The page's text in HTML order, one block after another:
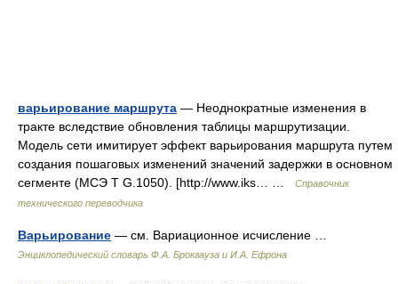
варьирование маршрута — Неоднократные изменения в
тракте вследствие обновления таблицы маршрутизации.
Модель сети имитирует эффект варьирования маршрута путем
создания пошаговых изменений значений задержки в основном
сегменте (МСЭ Т G.1050). [http://www.iks… …
Справочник
технического переводчика
Варьирование — см. Вариационное исчисление …
Энциклопедический словарь Ф.А. Брокгауза и И.А. Ефрона